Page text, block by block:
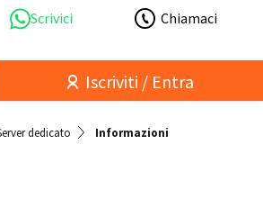
Scrivici Chiamaci
Iscriviti / Entra
dedicato Informazioni